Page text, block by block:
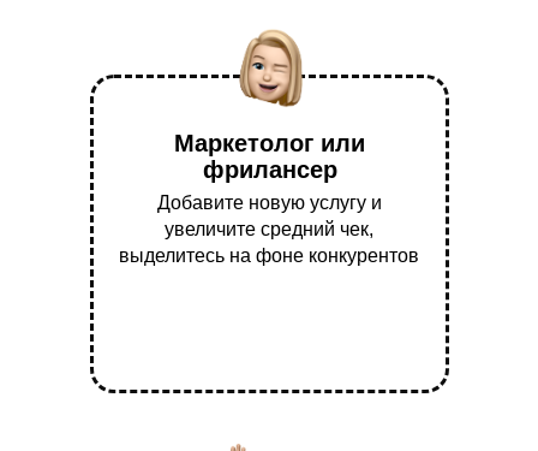
Добавите новую услугу и
увеличите средний чек,
выделитесь на фоне конкурентов
Маркетолог или
фрилансер